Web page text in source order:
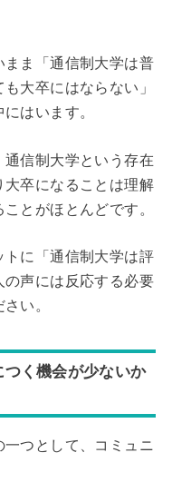
まま「通信制大学は普
大卒にはならない」
はいます。
信制大学という存在
大卒になることは理解
とがほとんどです。
に「通信制大学は評
声には反応する必要
い。
く機会が少ないか
つとして、コミュニ